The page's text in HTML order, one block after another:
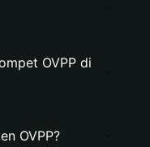
OVPP di
OVPP?